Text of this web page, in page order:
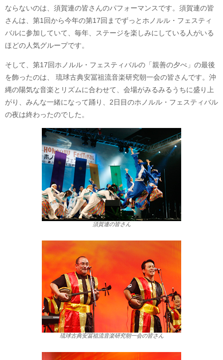
ならないのは、須賀連の皆さんのパフォーマンスです。須賀連の皆
さんは、第1回から今年の第17回までずっとホノルル・フェスティ
バルに参加していて、毎年、ステージを楽しみにしている人がいる
ほどの人気グループです。
そして、第17回ホノルル・フェスティバルの「親善の夕べ」の最後
を飾ったのは、 琉球古典安冨祖流音楽研究朝一会の皆さんです。沖
縄の陽気な音楽とリズムに合わせて、会場がみるみるうちに盛り上
がり、みんな一緒になって踊り、2日目のホノルル・フェスティバル
の夜は終わったのでした。
須賀連の皆さん
琉球古典安冨祖流音楽研究朝一会の皆さん